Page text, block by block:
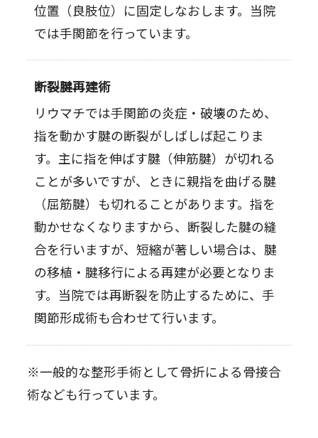
位置（良肢位）に固定しなおします。当院
では手関節を行っています。
断裂腱再建術
リウマチでは手関節の炎症・破壊のため、
指を動かす腱の断裂がしばしば起こりま
す。主に指を伸ばす腱（伸筋腱）が切れる
ことが多いですが、ときに親指を曲げる腱
（屈筋腱）も切れることがあります。指を
動かせなくなりますから、断裂した腱の縫
合を行いますが、短縮が著しい場合は、腱
の移植・腱移行による再建が必要となりま
す。当院では再断裂を防止するために、手
関節形成術も合わせて行います。
※一般的な整形手術として骨折による骨接合
術なども行っています。